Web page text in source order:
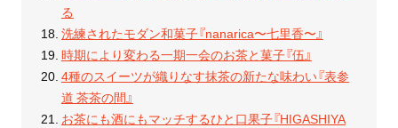
る
洗練されたモダン和菓子『nanarica〜七里香〜』
時期により変わる一期一会のお茶と菓子『伍』
4種のスイーツが織りなす抹茶の新たな味わい『表参
道 茶茶の間』
お茶にも酒にもマッチするひと口果子『HIGASHIYA